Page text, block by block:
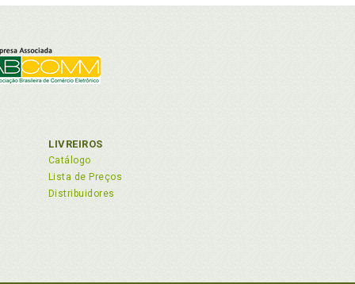
LIVREIROS
Catálogo
Lista de Preços
Distribuidores